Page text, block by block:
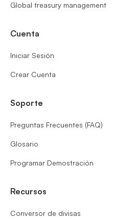
Global treasury management
Cuenta
Iniciar Sesión
Crear Cuenta
Soporte
Preguntas Frecuentes (FAQ)
Glosario
Programar Demostración
Recursos
Conversor de divisas